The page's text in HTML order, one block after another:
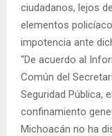
ciudadanos, lejos
elementos
impotencia ante
“De acuerdo al
Común del
Seguridad Pública,
confinamiento
Michoacán no ha